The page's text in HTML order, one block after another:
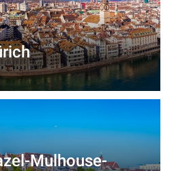
Mulhouse-